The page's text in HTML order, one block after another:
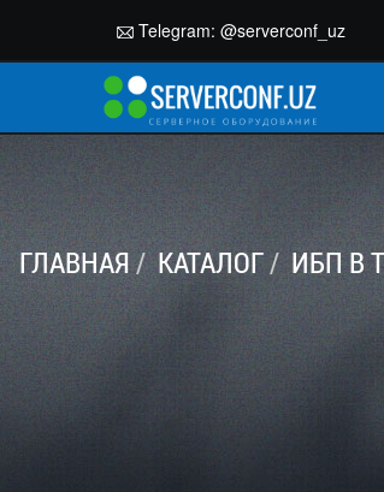
Telegram: @serverconf_uz
ГЛАВНАЯ КАТАЛОГ ИБП В